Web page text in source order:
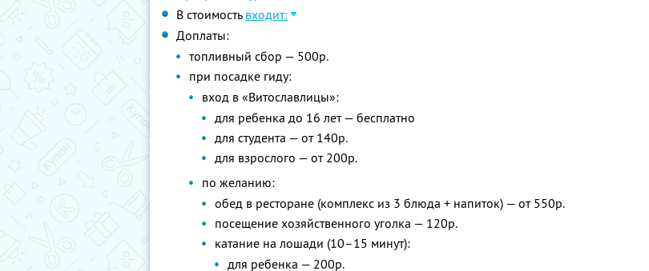
В стоимость входит:
Доплаты:
топливный сбор — 500р.
при посадке гиду:
вход в «Витославлицы»:
для ребенка до 16 лет — бесплатно
для студента — от 140р.
для взрослого — от 200р.
по желанию:
обед в ресторане (комплекс из 3 блюда + напиток) — от 550р.
посещение хозяйственного уголка — 120р.
катание на лошади (10–15 минут):
для ребенка — 200р.